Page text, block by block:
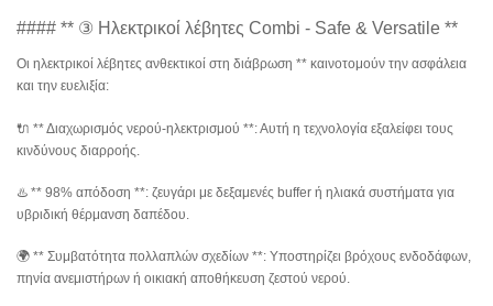
#### ** ③ Ηλεκτρικοί λέβητες Combi - Safe & Versatile **
Οι ηλεκτρικοί λέβητες ανθεκτικοί στη διάβρωση ** καινοτομούν την ασφάλεια
και την ευελιξία:
🔌 ** Διαχωρισμός νερού-ηλεκτρισμού **: Αυτή η τεχνολογία εξαλείφει τους
κινδύνους διαρροής.
♨️ ** 98% απόδοση **: ζευγάρι με δεξαμενές buffer ή ηλιακά συστήματα για
υβριδική θέρμανση δαπέδου.
🌍 ** Συμβατότητα πολλαπλών σχεδίων **: Υποστηρίζει βρόχους ενδοδάφων,
πηνία ανεμιστήρων ή οικιακή αποθήκευση ζεστού νερού.